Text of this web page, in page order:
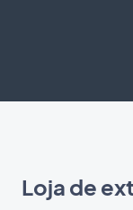
Loja de